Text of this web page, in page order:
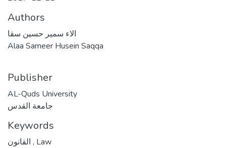
Authors
الاء سمير حسين سقا
Alaa Sameer Husein Saqqa
Publisher
AL-Quds University
جامعة القدس
Keywords
, Law